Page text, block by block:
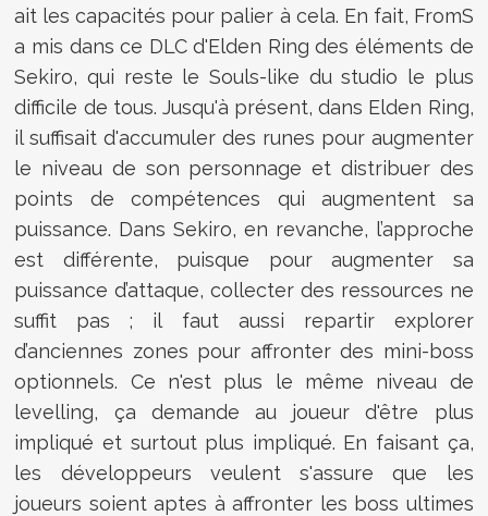
ait les capacités pour palier à cela. En fait, FromS
a mis dans ce DLC d'Elden Ring des éléments de
Sekiro, qui reste le Souls-like du studio le plus
difficile de tous. Jusqu'à présent, dans Elden Ring,
il suffisait d'accumuler des runes pour augmenter
le niveau de son personnage et distribuer des
points de compétences qui augmentent sa
puissance. Dans Sekiro, en revanche, l’approche
est différente, puisque pour augmenter sa
puissance d’attaque, collecter des ressources ne
suffit pas ; il faut aussi repartir explorer
d’anciennes zones pour affronter des mini-boss
optionnels. Ce n'est plus le même niveau de
levelling, ça demande au joueur d'être plus
impliqué et surtout plus impliqué. En faisant ça,
les développeurs veulent s'assure que les
joueurs soient aptes à affronter les boss ultimes